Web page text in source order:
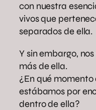
con nuestra
vivos que
separados de ella.
Y sin embargo,
más de ella.
¿En qué
estábamos por
dentro de ella?